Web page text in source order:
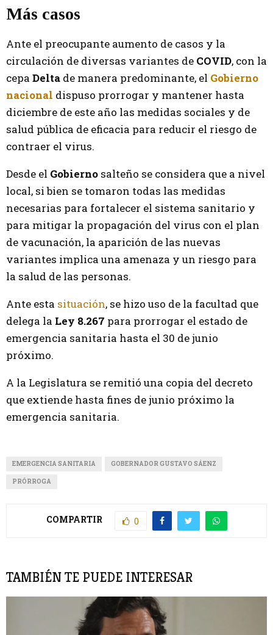
Más casos
Ante el preocupante aumento de casos y la
circulación de diversas variantes de COVID, con la
cepa Delta de manera predominante, el Gobierno
nacional dispuso prorrogar y mantener hasta
diciembre de este año las medidas sociales y de
salud pública de eficacia para reducir el riesgo de
contraer el virus.
Desde el Gobierno salteño se considera que a nivel
local, si bien se tomaron todas las medidas
necesarias para fortalecer el sistema sanitario y
para mitigar la propagación del virus con el plan
de vacunación, la aparición de las nuevas
variantes implica una amenaza y un riesgo para
la salud de las personas.
Ante esta situación, se hizo uso de la facultad que
delega la Ley 8.267 para prorrogar el estado de
emergencia sanitaria hasta el 30 de junio
próximo.
A la Legislatura se remitió una copia del decreto
que extiende hasta fines de junio próximo la
emergencia sanitaria.
EMERGENCIA SANITARIA GOBERNADOR GUSTAVO SÁENZ
PRÓRROGA
COMPARTIR 0
TAMBIÉN TE PUEDE INTERESAR